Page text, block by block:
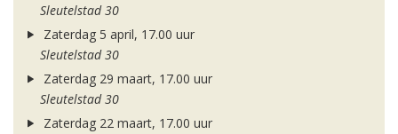
Sleutelstad 30
Zaterdag 5 april, 17.00 uur
Sleutelstad 30
Zaterdag 29 maart, 17.00 uur
Sleutelstad 30
Zaterdag 22 maart, 17.00 uur